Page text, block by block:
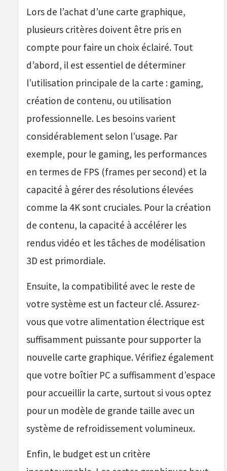
Lors de l’achat d’une carte graphique,
plusieurs critères doivent être pris en
compte pour faire un choix éclairé. Tout
d’abord, il est essentiel de déterminer
l’utilisation principale de la carte : gaming,
création de contenu, ou utilisation
professionnelle. Les besoins varient
considérablement selon l’usage. Par
exemple, pour le gaming, les performances
en termes de FPS (frames per second) et la
capacité à gérer des résolutions élevées
comme la 4K sont cruciales. Pour la création
de contenu, la capacité à accélérer les
rendus vidéo et les tâches de modélisation
3D est primordiale.
Ensuite, la compatibilité avec le reste de
votre système est un facteur clé. Assurez-
vous que votre alimentation électrique est
suffisamment puissante pour supporter la
nouvelle carte graphique. Vérifiez également
que votre boîtier PC a suffisamment d’espace
pour accueillir la carte, surtout si vous optez
pour un modèle de grande taille avec un
système de refroidissement volumineux.
Enfin, le budget est un critère